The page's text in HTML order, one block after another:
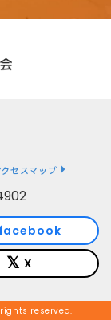
クセスマップ
facebook
X
reserved.